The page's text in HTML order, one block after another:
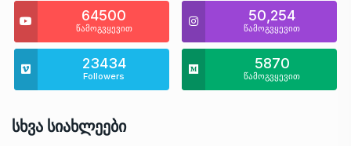
64500
წამოგვყევით
50,254
წამოგვყევით
23434
Followers
5870
წამოგვყევით
Სხვა Სიახლეები